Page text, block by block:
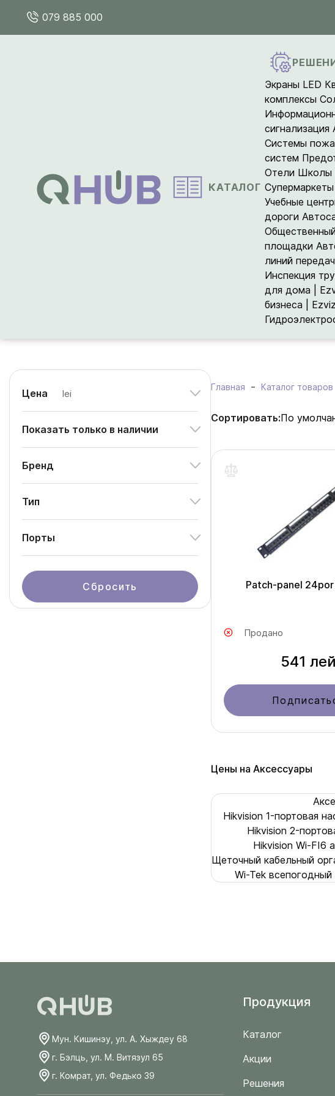
079 885 000
КАТАЛОГ
Экраны LED
комплексы
сигнализация
Системы
систем
Отели Школы
Супермаркеты
Учебные
дороги
площадки
линий
Инспекция
для дома |
бизнеса | Ezviz
Цена lei
Показать только в наличии
Бренд
Тип
Порты
Сбросить
Главная Каталог товаров
Сортировать:По
Patch-panel
Продано
541 лей
Цены на Аксессуары
Hikvision 1-портовая
Hikvision 2-
Hikvision Wi-FI6
Щеточный кабельный
Wi-Tek
Мун. Кишинэу, ул. А. Хыждеу 68
г. Бэлць, ул. М. Витязул 65
г. Комрат, ул. Федько 39
Продукция
Каталог
Акции
Решения